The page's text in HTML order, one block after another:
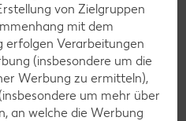
Rezepten
von Zielgruppen
mit dem
erfolgen Verarbeitungen
(insbesondere um die
Werbung zu ermitteln),
um mehr über
an welche die Werbung